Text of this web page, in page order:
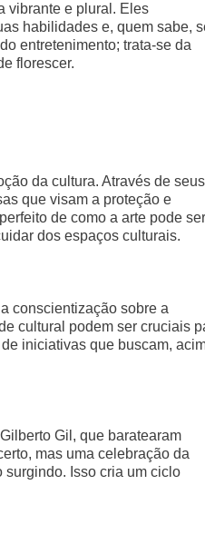
vibrante e plural. Eles
habilidades e, quem sabe,
entretenimento; trata-se da
florescer.
da cultura. Através de seus
que visam a proteção e
de como a arte pode ser
dos espaços culturais.
conscientização sobre a
cultural podem ser cruciais
iniciativas que buscam,
Gil, que baratearam
mas uma celebração da
Isso cria um ciclo